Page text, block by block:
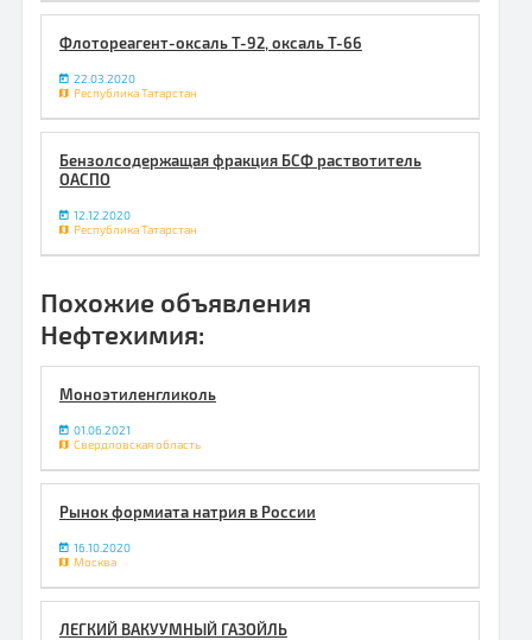
Флотореагент-оксаль Т-92, оксаль Т-66
22.03.2020
Республика Татарстан
Бензолсодержащая фракция БСФ раствотитель
ОАСПО
12.12.2020
Республика Татарстан
Похожие объявления
Нефтехимия:
Моноэтиленгликоль
01.06.2021
Свердловская область
Рынок формиата натрия в России
16.10.2020
Москва
ЛЕГКИЙ ВАКУУМНЫЙ ГАЗОЙЛЬ